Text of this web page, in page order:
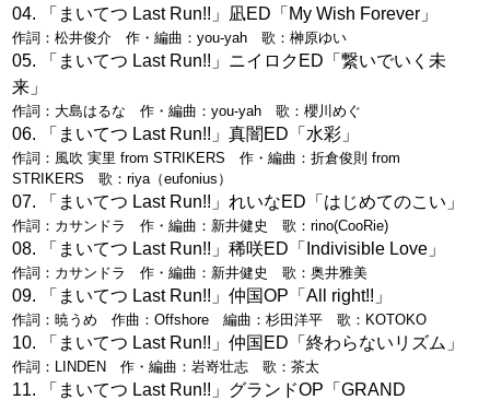
「まいてつ Last Run!!」凪ED「My Wish Forever」
作詞：松井俊介 作・編曲：you-yah 歌：榊原ゆい
「まいてつ Last Run!!」ニイロクED「繋いでいく未
来」
作詞：大島はるな 作・編曲：you-yah 歌：櫻川めぐ
「まいてつ Last Run!!」真闇ED「水彩」
作詞：風吹 実里 from STRIKERS 作・編曲：折倉俊則 from
STRIKERS 歌：riya（eufonius）
「まいてつ Last Run!!」れいなED「はじめてのこい」
作詞：カサンドラ 作・編曲：新井健史 歌：rino(CooRie)
「まいてつ Last Run!!」稀咲ED「Indivisible Love」
作詞：カサンドラ 作・編曲：新井健史 歌：奥井雅美
「まいてつ Last Run!!」仲国OP「All right!!」
作詞：暁うめ 作曲：Offshore 編曲：杉田洋平 歌：KOTOKO
「まいてつ Last Run!!」仲国ED「終わらないリズム」
作詞：LINDEN 作・編曲：岩嵜壮志 歌：茶太
「まいてつ Last Run!!」グランドOP「GRAND